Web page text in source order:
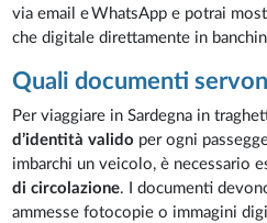
via email e WhatsApp e potrai
che digitale direttamente in
Quali documenti
Per viaggiare in Sardegna in
d’identità valido per ogni
imbarchi un veicolo, è necessario
di circolazione. I documenti
ammesse fotocopie o immagini